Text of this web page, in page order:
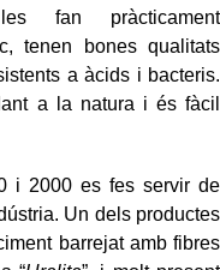
fan pràcticament
tenen bones qualitats
a àcids i bacteris.
a la natura i és fàcil
i 2000 es fes servir de
Un dels productes
barrejat amb fibres